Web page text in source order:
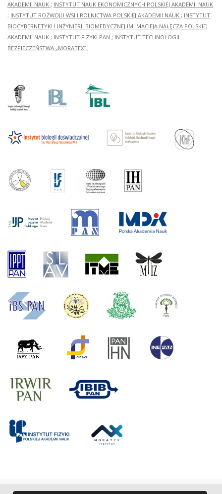
AKADEMII NAUK ; INSTYTUT NAUK EKONOMICZNYCH POLSKIEJ AKADEMII NAUK
; INSTYTUT ROZWOJU WSI I ROLNICTWA POLSKIEJ AKADEMII NAUK ; INSTYTUT
BIOCYBERNETYKI I INŻYNIERII BIOMEDYCZNEJ IM. MACIEJA NAŁĘCZA POLSKIEJ
AKADEMII NAUK ; INSTYTUT FIZYKI PAN ; INSTYTUT TECHNOLOGII
BEZPIECZEŃSTWA „MORATEX” ;